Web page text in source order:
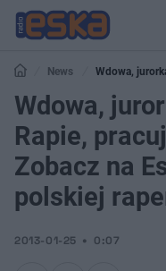
News
Wdowa,
Zobacz na Eska.pl przeboje
Wdowa,
Rapie,
Zobacz na
polskiej
2013-01-25 0:07